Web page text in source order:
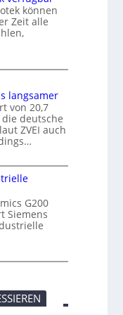
können
Zeit alle
langsamer
von 20,7
deutsche
ZVEI auch
G200
Siemens